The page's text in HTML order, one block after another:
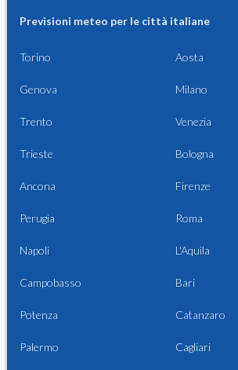
Previsioni meteo per le città italiane
Torino Aosta
Genova Milano
Trento Venezia
Trieste Bologna
Ancona Firenze
Perugia Roma
Napoli L'Aquila
Campobasso Bari
Potenza Catanzaro
Palermo Cagliari